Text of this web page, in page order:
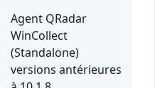
Agent QRadar
WinCollect
(Standalone)
versions antérieures